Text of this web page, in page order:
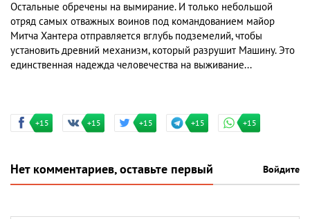
Остальные обречены на вымирание. И только небольшой
отряд самых отважных воинов под командованием майор
Митча Хантера отправляется вглубь подземелий, чтобы
установить древний механизм, который разрушит Машину. Это
единственная надежда человечества на выживание...
+15 +15 +15 +15 +15
Нет комментариев, оставьте первый Войдите